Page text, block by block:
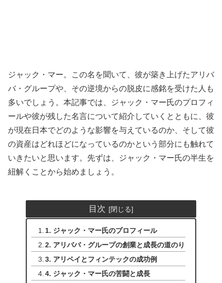
ジャック・マー。この名を聞いて、彼が築き上げたアリバ
バ・グループや、その逆境からの脱皮に感銘を受けた人も
多いでしょう。本記事では、ジャック・マー氏のプロフィ
ールや彼が残した名言について紹介していくとともに、彼
が現在日本でどのような影響を与えているのか、そして彼
の資産はどれほどになっているのかという部分にも触れて
いきたいと思います。先ずは、ジャック・マー氏の半生を
紐解くことから始めましょう。
目次
1. ジャック・マー氏のプロフィール
2. アリババ・グループの創業と成長の道のり
3. アリペイとフィンテックの成功例
4. ジャック・マー氏の苦闘と成長